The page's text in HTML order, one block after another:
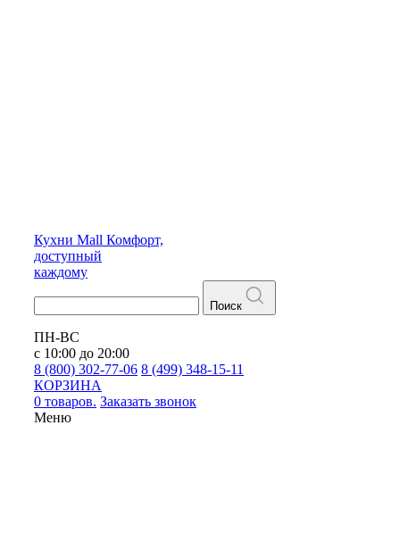
Кухни Mall Комфорт,
доступный
каждому
Поиск
ПН-ВС
с 10:00 до 20:00
8 (800) 302-77-06 8 (499) 348-15-11
КОРЗИНА
0 товаров. Заказать звонок
Меню